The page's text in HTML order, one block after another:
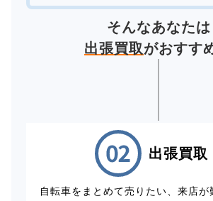
そんなあなたは
出張買取がおすす
出張買取
自転車をまとめて売りたい、来店が